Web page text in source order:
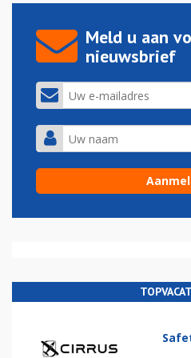
Meld u aan
nieuwsbrief